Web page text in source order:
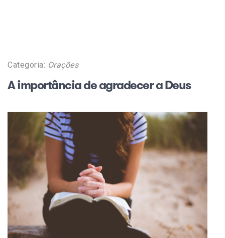
Categoria: Orações
A importância de agradecer a Deus